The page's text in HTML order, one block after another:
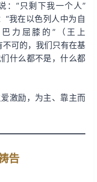
“只剩下我一个人”
“我在以色列人中为自
力屈膝的”（王上
可的，我们只有在基
什么都不是，什么都
激励，为主、靠主而
告